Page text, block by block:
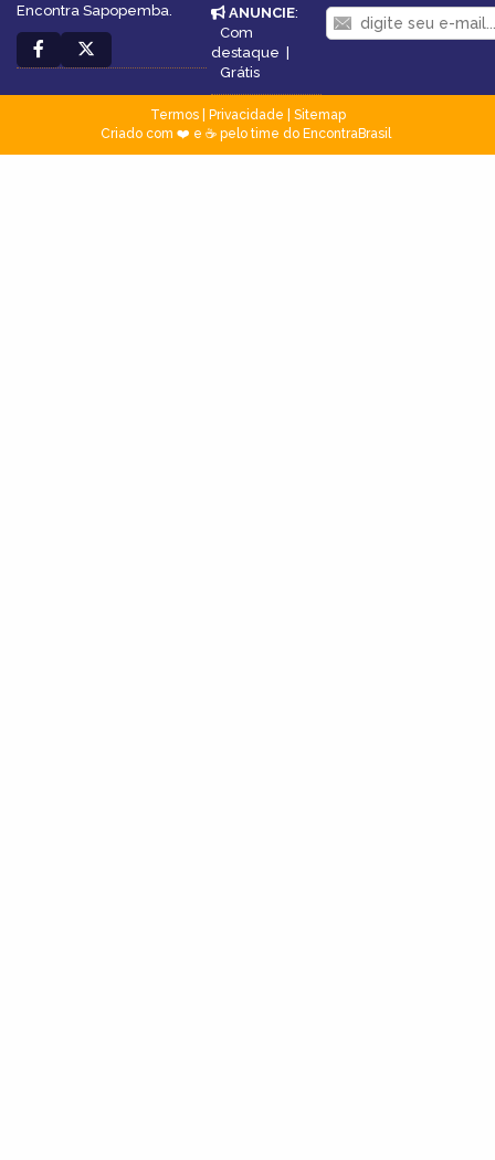
Encontra Sapopemba.
ANUNCIE:
Com
destaque |
Grátis
Termos| Privacidade
Sitemap
Criado com ❤️ e ☕ pelo time do EncontraBrasil